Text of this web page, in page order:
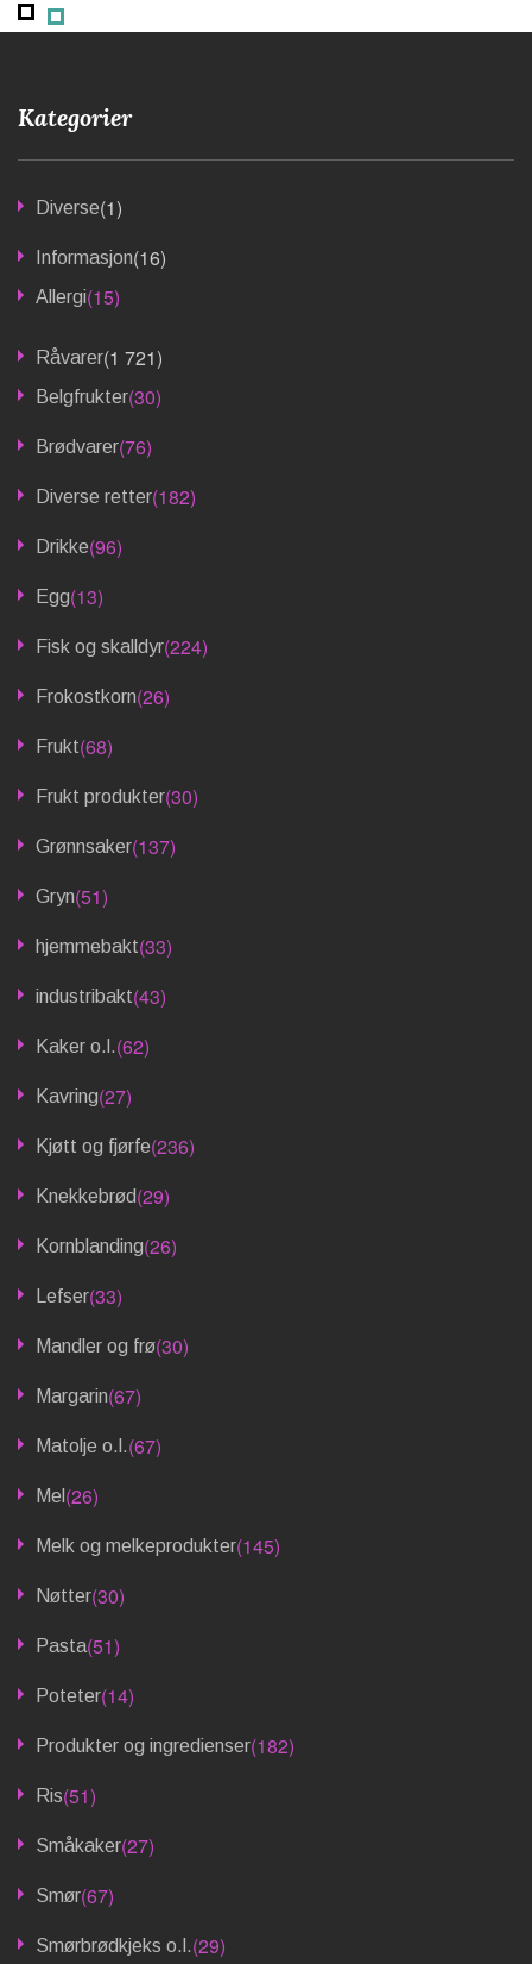
Kategorier
Diverse(1)
Informasjon(16)
Allergi(15)
Råvarer(1 721)
Belgfrukter(30)
Brødvarer(76)
Diverse retter(182)
Drikke(96)
Egg(13)
Fisk og skalldyr(224)
Frokostkorn(26)
Frukt(68)
Frukt produkter(30)
Grønnsaker(137)
Gryn(51)
hjemmebakt(33)
industribakt(43)
Kaker o.l.(62)
Kavring(27)
Kjøtt og fjørfe(236)
Knekkebrød(29)
Kornblanding(26)
Lefser(33)
Mandler og frø(30)
Margarin(67)
Matolje o.l.(67)
Mel (26)
Melk og melkeprodukter(145)
Nøtter(30)
Pasta(51)
Poteter(14)
Produkter og ingredienser(182)
Ris(51)
Småkaker(27)
Smør(67)
Smørbrødkjeks o.l.(29)